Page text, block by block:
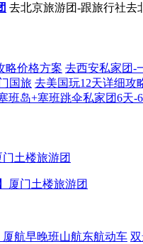
去北京旅游团-跟旅行社去
略价格方案 去西安私家团-
国旅 去美国玩12天详细攻
班岛+塞班跳伞私家团6天-
厦门土楼旅游团
航早晚班山航东航动车